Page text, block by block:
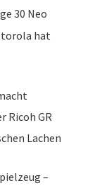
30 Neo
hat
Ricoh GR
Lachen
–